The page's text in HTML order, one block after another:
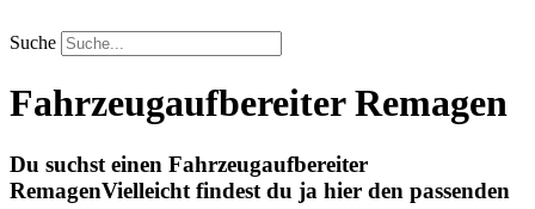
Inhalt
springen
Suche
Fahrzeugaufbereiter Remagen
Du suchst einen Fahrzeugaufbereiter
RemagenVielleicht findest du ja hier den passenden